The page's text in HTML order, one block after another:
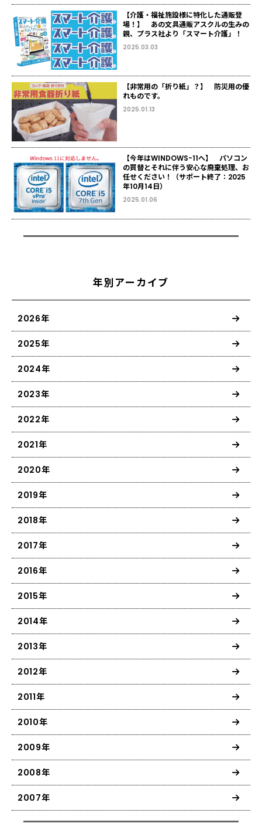
【介護・福祉施設様に特化した通販登
場！】 あの文具通販アスクルの生みの
親、プラス社より「スマート介護」！
2025.03.03
【非常用の「折り紙」？】 防災用の優
れものです。
2025.01.13
【今年はWINDOWS-11へ】 パソコン
の買替とそれに伴う安心な廃棄処理、お
任せください！（サポート終了：2025
年10月14日）
2025.01.06
年別アーカイブ
2026年
2025年
2024年
2023年
2022年
2021年
2020年
2019年
2018年
2017年
2016年
2015年
2014年
2013年
2012年
2011年
2010年
2009年
2008年
2007年